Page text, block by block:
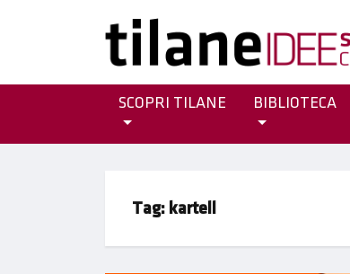
SCOPRI TILANE BIBLIOTECA
Tag: kartell